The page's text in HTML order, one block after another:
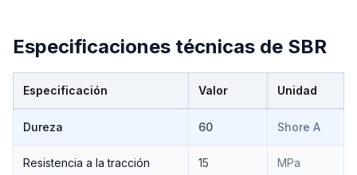
Especificaciones técnicas de SBR
Especificación Valor Unidad
Dureza 60 Shore A
Resistencia a la tracción 15 MPa